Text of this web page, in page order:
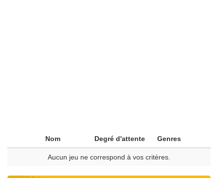
Nom Degré d'attente Genres
Aucun jeu ne correspond à vos critères.